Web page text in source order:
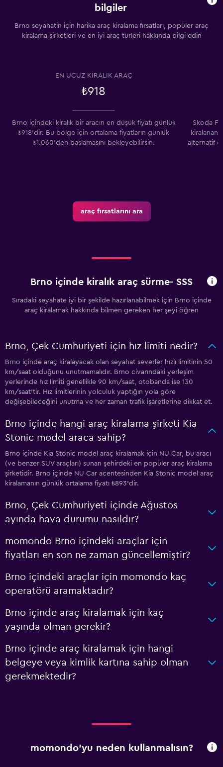
bilgiler
Brno seyahatin için harika araç kiralama fırsatları, popüler araç
kiralama şirketleri ve en iyi araç türleri hakkında bilgi edin
EN UCUZ KIRALIK ARAÇ
₺918
Brno içindeki kiralık bir aracın en düşük fiyatı günlük
₺918'dir. Bu bölge için ortalama fiyatların günlük
₺1.060'den başlamasını bekleyebilirsin.
Skoda
kiralanan
alternatif
araç fırsatlarını ara
Brno içinde kiralık araç sürme- SSS
Sıradaki seyahate iyi bir şekilde hazırlanabilmek için Brno içinde
araç kiralamak hakkında bilmen gereken her şeyi öğren
Brno, Çek Cumhuriyeti için hız limiti nedir?
Brno içinde araç kiralayacak olan seyahat severler hızlı limitinin 50
km/saat olduğunu unutmamalıdır. Brno civarındaki yerleşim
yerlerinde hız limiti genellikle 90 km/saat, otobanda ise 130
km/saat'tir. Hız limitlerinin yolculuk yaptığın yola göre
değişebileceğini unutma ve her zaman trafik işaretlerine dikkat et.
Brno içinde hangi araç kiralama şirketi Kia
Stonic model araca sahip?
Brno içinde Kia Stonic model araç kiralamak için NU Car, bu aracı
(ve benzer SUV araçları) sunan şehirdeki en popüler araç kiralama
şirketidir. Brno içinde NU Car acentesinden Kia Stonic model araç
kiralamanın günlük ortalama fiyatı ₺893'dir.
Brno, Çek Cumhuriyeti içinde Ağustos
ayında hava durumu nasıldır?
momondo Brno içindeki araçlar için
fiyatları en son ne zaman güncellemiştir?
Brno içindeki araçlar için momondo kaç
operatörü aramaktadır?
Brno içinde araç kiralamak için kaç
yaşında olman gerekir?
Brno içinde araç kiralamak için hangi
belgeye veya kimlik kartına sahip olman
gerekmektedir?
momondo'yu neden kullanmalısın?